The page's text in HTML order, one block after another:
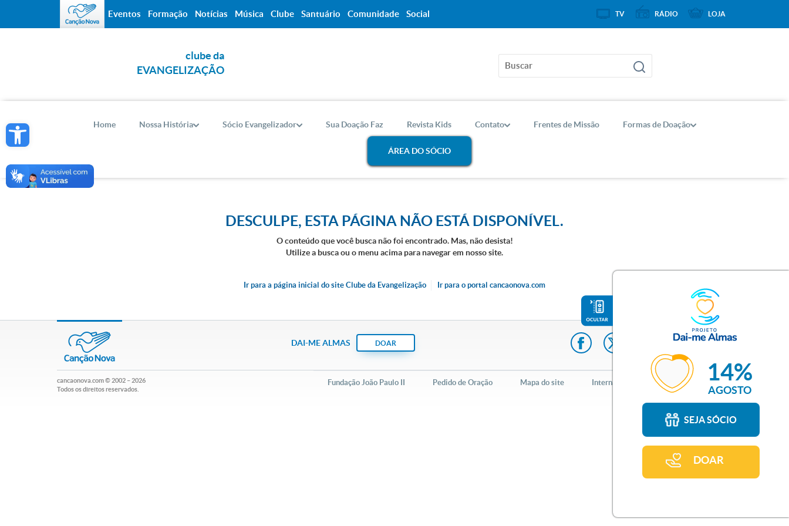
Open toolbar
AGOSTO
14%
SEJA SÓCIO
DOAR
clube da
EVANGELIZAÇÃO
Home Nossa História Sócio Evangelizador Sua Doação Faz Revista Kids Contato Frentes de Missão Formas de Doação
ÁREA DO SÓCIO
DESCULPE, ESTA PÁGINA NÃO ESTÁ DISPONÍVEL.
O conteúdo que você busca não foi encontrado. Mas, não desista!
Utilize a busca ou o menu acima para navegar em nosso site.
Ir para a página inicial do site Clube da Evangelização Ir para o portal cancaonova.com
Eventos Formação Notícias Música Clube Santuário Comunidade Social TV RÁDIO LOJA
DAI-ME ALMAS DOAR
Fundação João Paulo II Pedido de Oração Mapa do site Internacional
cancaonova.com© 2002 – 2026
Todos os direitos reservados.